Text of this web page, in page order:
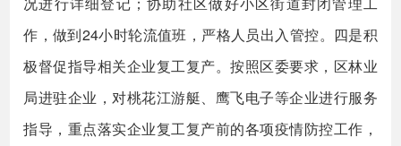
作，做到24小时轮流值班，严格人员出入管控。四是积
极督促指导相关企业复工复产。按照区委要求，区林业
局进驻企业，对桃花江游艇、鹰飞电子等企业进行服务
指导，重点落实企业复工复产前的各项疫情防控工作，